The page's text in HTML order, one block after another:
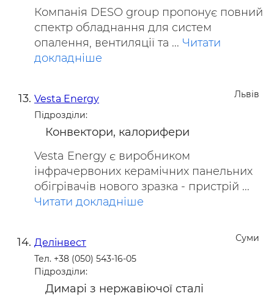
Компанія DESO group пропонує повний
спектр обладнання для систем
опалення, вентиляції та ... Читати
докладніше
Львів
Vesta Energy
Підрозділи:
Конвектори, калорифери
Vesta Energy є виробником
інфрачервоних керамічних панельних
обігрівачів нового зразка - пристрій ...
Читати докладніше
Суми
Делінвест
Тел. +38 (050) 543-16-05
Підрозділи:
Димарі з нержавіючої сталі